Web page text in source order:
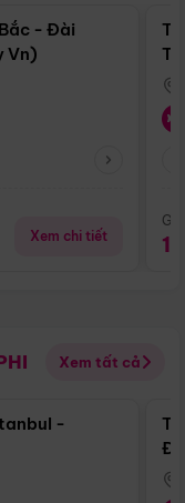
- Đài
Vn)
Xem chi tiết
Xem tất cả
Điểm nổi bật
-